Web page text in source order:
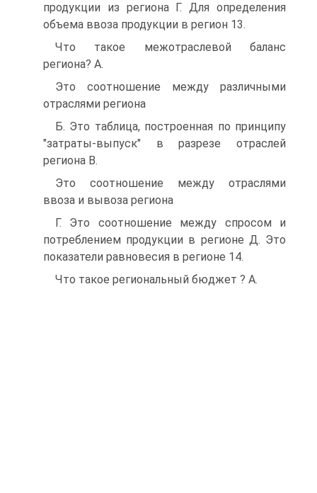
продукции из региона Г. Для определения
объема ввоза продукции в регион 13.
Что такое межотраслевой баланс
региона? A.
Это соотношение между различными
отраслями региона
Б. Это таблица, построенная по принципу
"затраты-выпуск" в разрезе отраслей
региона B.
Это соотношение между отраслями
ввоза и вывоза региона
Г. Это соотношение между спросом и
потреблением продукции в регионе Д. Это
показатели равновесия в регионе 14.
Что такое региональный бюджет ? A.